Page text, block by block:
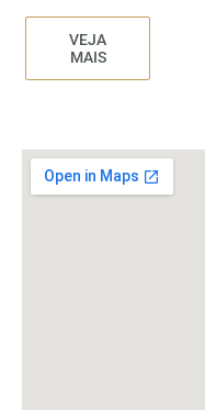
VEJA
MAIS